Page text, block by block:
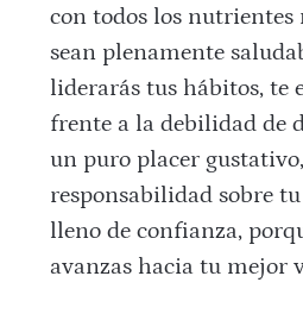
con todos los nutrientes
sean plenamente
liderarás tus hábitos, te
frente a la debilidad de
un puro placer
responsabilidad sobre
lleno de confianza,
avanzas hacia tu mejor